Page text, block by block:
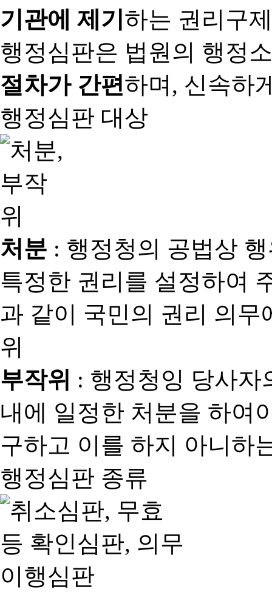
기관에 제기하는 권리구
행정심판은 법원의 행정
절차가 간편하며, 신속하
행정심판 대상
처분 : 행정청의 공법상
특정한 권리를 설정하여
과 같이 국민의 권리 의
위
부작위 : 행정청잉 당사자
내에 일정한 처분을 하여
구하고 이를 하지 아니하
행정심판 종류